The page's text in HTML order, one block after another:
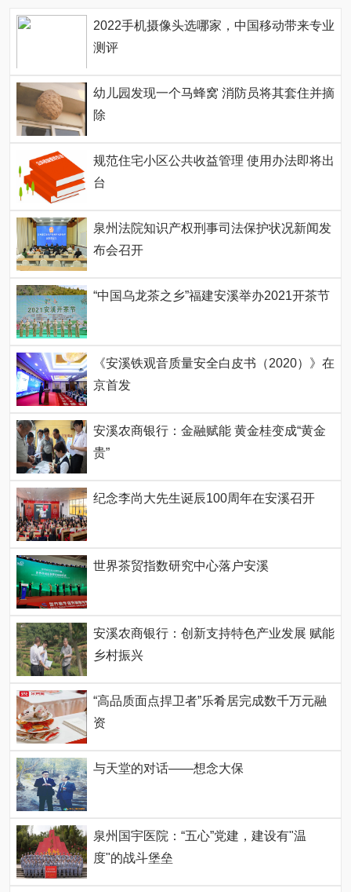
2022手机摄像头选哪家，中国移动带来专业
测评
幼儿园发现一个马蜂窝 消防员将其套住并摘
除
规范住宅小区公共收益管理 使用办法即将出
台
泉州法院知识产权刑事司法保护状况新闻发
布会召开
“中国乌龙茶之乡”福建安溪举办2021开茶节
《安溪铁观音质量安全白皮书（2020）》在
京首发
安溪农商银行：金融赋能 黄金桂变成“黄金
贵”
纪念李尚大先生诞辰100周年在安溪召开
世界茶贸指数研究中心落户安溪
安溪农商银行：创新支持特色产业发展 赋能
乡村振兴
“高品质面点捍卫者”乐肴居完成数千万元融
资
与天堂的对话——想念大保
泉州国宇医院：“五心”党建，建设有"温
度"的战斗堡垒